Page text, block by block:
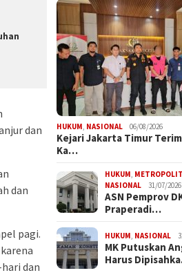
dan
dan
pagi.
dan
HUKUM NASIONAL 06/08/2026
Kejari Jakarta Timur
Ka…
HUKUM
NASIONAL
31/07/2026
ASN Pemprov
Praperadi…
HUKUM NASIONAL
MK Putuskan
Harus